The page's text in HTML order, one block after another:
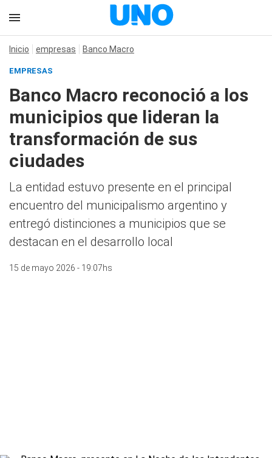
Inicio empresas Banco Macro
EMPRESAS
Banco Macro reconoció a los
municipios que lideran la
transformación de sus
ciudades
La entidad estuvo presente en el principal
encuentro del municipalismo argentino y
entregó distinciones a municipios que se
destacan en el desarrollo local
15 de mayo 2026 - 19:07hs